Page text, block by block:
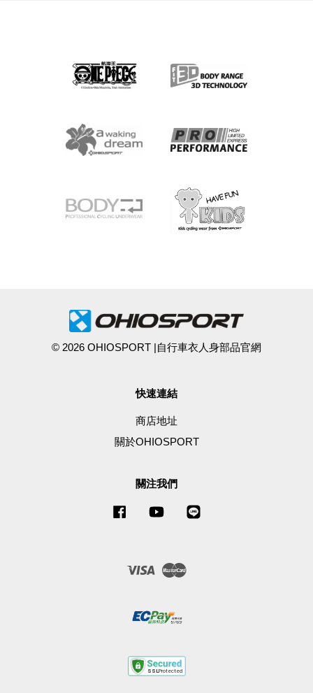
© 2026 OHIOSPORT |自行車衣人身部品官網
快速連結
商店地址
關於OHIOSPORT
關注我們
Facebook YouTube
Visa